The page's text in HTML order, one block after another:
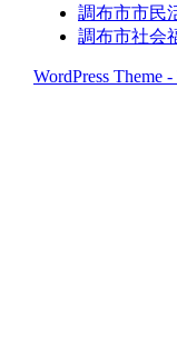
調布市市民
調布市社会
WordPress Theme -